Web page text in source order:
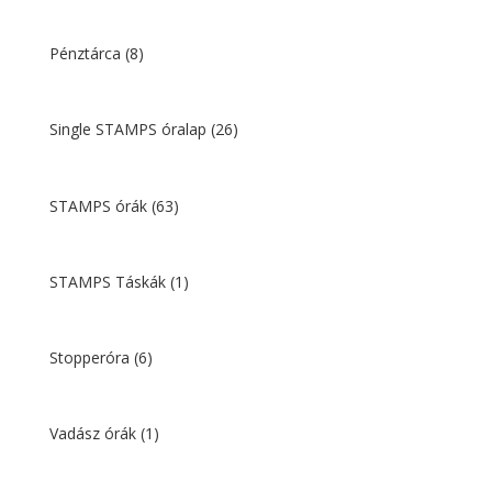
Pénztárca (8)
Single STAMPS óralap (26)
STAMPS órák (63)
STAMPS Táskák (1)
Stopperóra (6)
Vadász órák (1)